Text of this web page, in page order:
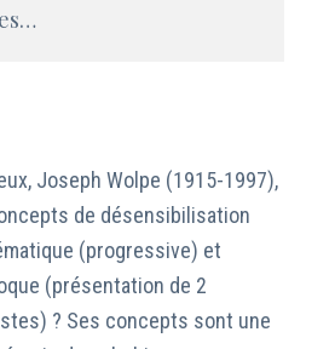
Joseph Wolpe (1915-1997),
de désensibilisation
(progressive) et
(présentation de 2
? Ses concepts sont une